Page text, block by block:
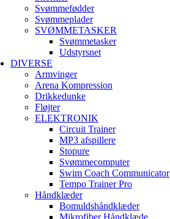
Svømmefødder
Svømmeplader
SVØMMETASKER
Svømmetasker
Udstyrsnet
DIVERSE
Armvinger
Arena Kompression
Drikkedunke
Fløjter
ELEKTRONIK
Circuit Trainer
MP3 afspillere
Stopure
Svømmecomputer
Swim Coach Communicator
Tempo Trainer Pro
Håndklæder
Bomuldshåndklæder
Mikrofiber Håndklæde